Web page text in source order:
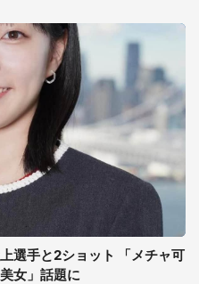
選手と2ショット 「メチャ可
女」話題に